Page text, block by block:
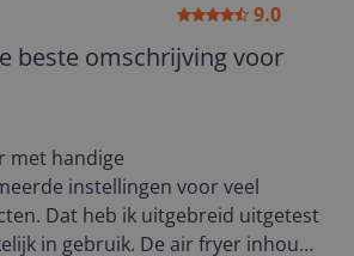
9.0
beste omschrijving voor
met handige
instellingen voor veel
Dat heb ik uitgebreid uitgetest
in gebruik. De air fryer inhoud